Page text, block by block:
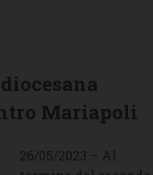
Mariapoli
26/05/2023 – Al